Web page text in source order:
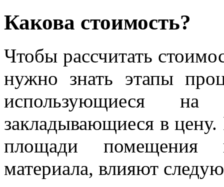
Какова стоимость?
Чтобы рассчитать
нужно знать этапы
использующиеся
закладывающиеся в
площади помещения
материала, влияют